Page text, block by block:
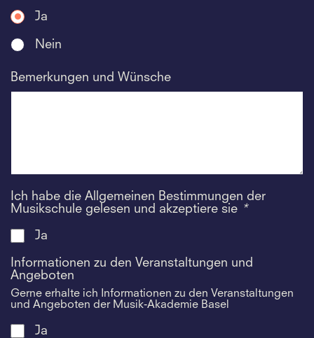
Ja
Nein
Bemerkungen und Wünsche
Ich habe die Allgemeinen Bestimmungen der
Musikschule gelesen und akzeptiere sie *
Ja
Informationen zu den Veranstaltungen und
Angeboten
Gerne erhalte ich Informationen zu den Veranstaltungen
und Angeboten der Musik-Akademie Basel
Ja